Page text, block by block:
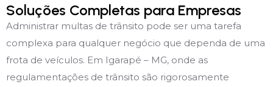
Soluções Completas para Empresas
Administrar multas de trânsito pode ser uma tarefa
complexa para qualquer negócio que dependa de uma
frota de veículos. Em Igarapé – MG, onde as
regulamentações de trânsito são rigorosamente